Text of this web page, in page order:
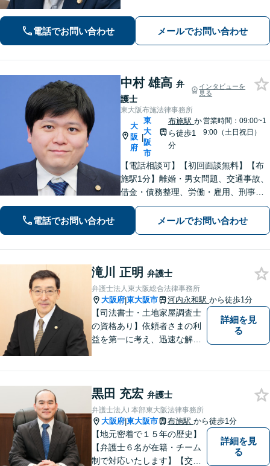
問題】不貞慰謝料の獲得、減額実績多
数。独りで悩まず、先ずはお話をお聞
かせ下さい。【土日・夜間対応可】
電話でお問い合わせ メールでお問い合わせ
中村 雄高 弁
護士
インタビューを
見る
東大阪布施法律事務所
大
阪
府
|
東
大
阪
市
布施駅 か
ら徒歩1
分
営業時間：09:00~1
9:00（土日祝日）
【電話相談可】【初回面談無料】【布
施駅1分】離婚・男女問題、交通事故、
借金・債務整理、労働・雇用、刑事事
件 など【相談しやすいリーズナブルな
料金体系】【着手金0円】で対応する分
野も！依頼者さまと「共闘」し、最後
電話でお問い合わせ メールでお問い合わせ
滝川 正明 弁護士
弁護士法人東大阪総合法律事務所
大阪府|東大阪市 河内永和駅 から徒歩1分
【司法書士・土地家屋調査士
の資格あり】依頼者さまの利
益を第一に考え、迅速な解決
ムーズな明け渡し請求で依頼
者さまの被害を最小限に抑え
る」
詳細を見
る
黒田 充宏 弁護士
弁護士法人i 本部東大阪法律事務所
大阪府|東大阪市 布施駅 から徒歩1分
【地元密着で１５年の歴史】
【弁護士６名が在籍・チーム
制で対応いたします】【交通
詳細を見
る